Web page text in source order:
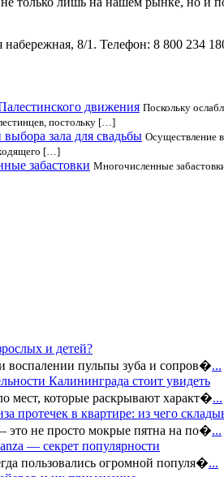
8/1. Телефон: 8 800 234
движения Поскольку
постольку […]
зала для свадьбы Осуществление
[…]
забастовки Многочисленные
и детей?
воспалении пульпы зуба и сопров�...
Калининграда стоит увидеть
мест, которые раскрывают характ�...
протечек в квартире: из чего
это не просто мокрые пятна на по�...
— секрет популярности
пользовались огромной популя�...